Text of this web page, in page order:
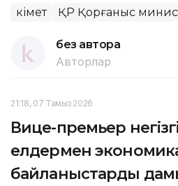
Үкімет ҚР Қорғаныс
без автора
Авторлар
21:18, 07 Тамыз 2026
Вице-премьер
елдермен
байланыстарды